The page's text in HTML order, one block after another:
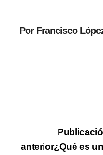
Por Francisco
anterior¿Qué es